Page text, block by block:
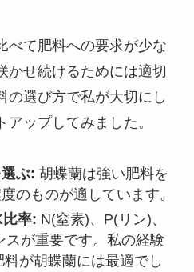
べて肥料への要求が少な
かせ続けるためには適切
の選び方で私が大切にし
ップしてみました。
ぶ: 胡蝶蘭は強い肥料を
のものが適しています。
率: N(窒素)、P(リン)、
スが重要です。私の経験
料が胡蝶蘭には最適でし